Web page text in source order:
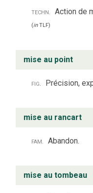
techn. Action de
(inTLF)
mise au point
fig. Précision,
mise au rancart
fam. Abandon.
mise au tombeau